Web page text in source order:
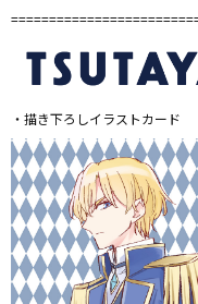
・描き下ろしイラストカード